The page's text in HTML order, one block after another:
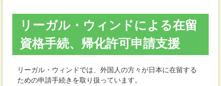
リーガル・ウィンドによる在留
資格手続、帰化許可申請支援
リーガル・ウィンドでは、外国人の方々が日本に在留する
ための申請手続きを取り扱っています。